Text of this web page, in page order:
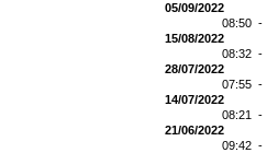
05/09/2022
08:50 -
15/08/2022
08:32 -
28/07/2022
07:55 -
14/07/2022
08:21 -
21/06/2022
09:42 -